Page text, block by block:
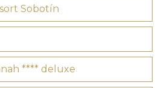
Sobotín
**** deluxe